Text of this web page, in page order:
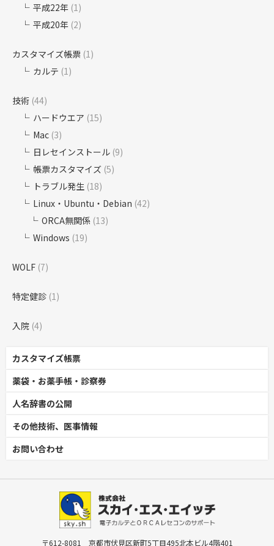
平成22年 (1)
平成20年 (2)
カスタマイズ帳票 (1)
カルテ (1)
技術 (44)
ハードウエア (15)
Mac (3)
日レセインストール (9)
帳票カスタマイズ (5)
トラブル発生 (18)
Linux・Ubuntu・Debian (42)
ORCA無関係 (13)
Windows (19)
WOLF (7)
特定健診 (1)
入院 (4)
カスタマイズ帳票
薬袋・お薬手帳・診察券
人名辞書の公開
その他技術、医事情報
お問い合わせ
〒612-8081 京都市伏見区新町5丁目495北本ビル4階401